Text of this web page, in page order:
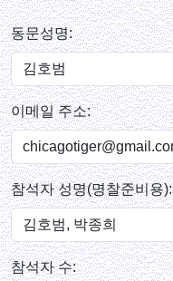
동문성명:
이메일 주소:
참석자 성명(명찰준비용):
참석자 수: